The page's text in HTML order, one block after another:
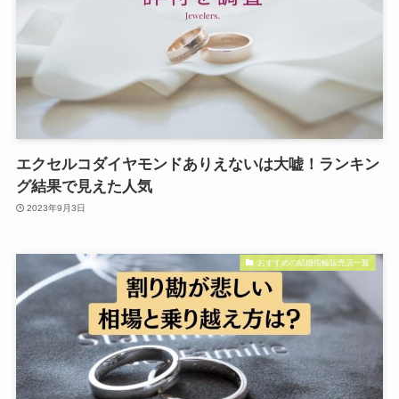
エクセルコダイヤモンドありえないは大嘘！ランキン
グ結果で見えた人気
2023年9月3日
おすすめの結婚指輪販売店一覧